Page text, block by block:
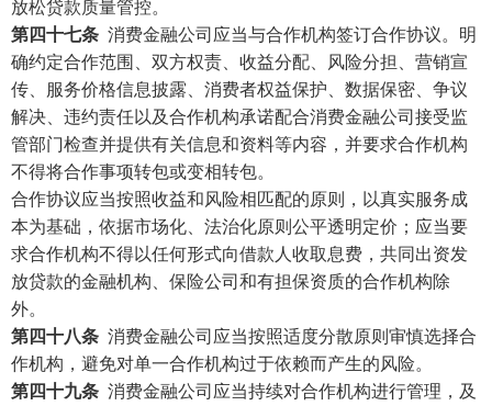
放松贷款质量管控。
第四十七条 消费金融公司应当与合作机构签订合作协议。明
确约定合作范围、双方权责、收益分配、风险分担、营销宣
传、服务价格信息披露、消费者权益保护、数据保密、争议
解决、违约责任以及合作机构承诺配合消费金融公司接受监
管部门检查并提供有关信息和资料等内容，并要求合作机构
不得将合作事项转包或变相转包。
合作协议应当按照收益和风险相匹配的原则，以真实服务成
本为基础，依据市场化、法治化原则公平透明定价；应当要
求合作机构不得以任何形式向借款人收取息费，共同出资发
放贷款的金融机构、保险公司和有担保资质的合作机构除
外。
第四十八条 消费金融公司应当按照适度分散原则审慎选择合
作机构，避免对单一合作机构过于依赖而产生的风险。
第四十九条 消费金融公司应当持续对合作机构进行管理，及